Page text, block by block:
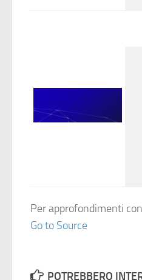
Per approfondimenti
Go to Source
POTREBBERO